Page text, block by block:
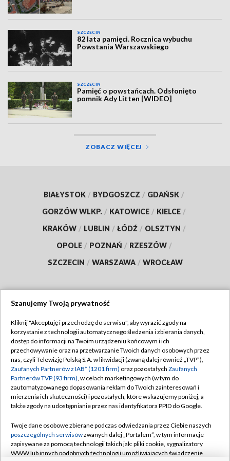
SZCZECIN
82 lata pamięci. Rocznica wybuchu
Powstania Warszawskiego
SZCZECIN
Pamięć o powstańcach. Odsłonięto
pomnik Ady Litten [WIDEO]
ZOBACZ WIĘCEJ
BIAŁYSTOK / BYDGOSZCZ / GDAŃSK /
GORZÓW WLKP. / KATOWICE / KIELCE /
KRAKÓW / LUBLIN / ŁÓDŹ / OLSZTYN /
OPOLE / POZNAŃ / RZESZÓW /
SZCZECIN / WARSZAWA / WROCŁAW
TVP
Abonament TVP
Emisja w TVP
Centrum informacji TVP
Naziemna Telewizja Cyfrowa
Rada Programowa
System NOS
Regulamin TVP
Polityka prywatności
Moje zgody
Pomoc
Kontakt
Szanujemy Twoją prywatność
Kliknij "Akceptuję i przechodzę do serwisu", aby wyrazić zgody na
korzystanie z technologii automatycznego śledzenia i zbierania danych,
dostęp do informacji na Twoim urządzeniu końcowym i ich
przechowywanie oraz na przetwarzanie Twoich danych osobowych przez
nas, czyli Telewizję Polską S.A. w likwidacji (zwaną dalej również „TVP”),
Zaufanych Partnerów z IAB* (1201 firm) oraz pozostałych Zaufanych
Partnerów TVP (93 firm), w celach marketingowych (w tym do
zautomatyzowanego dopasowania reklam do Twoich zainteresowań i
mierzenia ich skuteczności) i pozostałych, które wskazujemy poniżej, a
także zgody na udostępnianie przez nas identyfikatora PPID do Google.
Twoje dane osobowe zbierane podczas odwiedzania przez Ciebie naszych
poszczególnych serwisówzwanych dalej „Portalem”, w tym informacje
zapisywane za pomocą technologii takich jak: pliki cookie, sygnalizatory
WWW lub innych podobnych technologii umożliwiających świadczenie